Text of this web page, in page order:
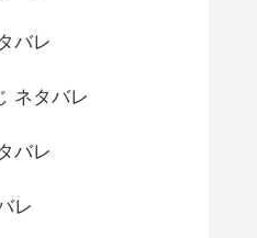
バレ
ネタバレ
バレ
レ